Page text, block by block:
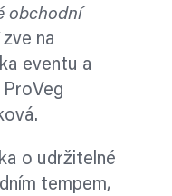
obchodní
zve na
eventu a
o udržitelné
tempem,